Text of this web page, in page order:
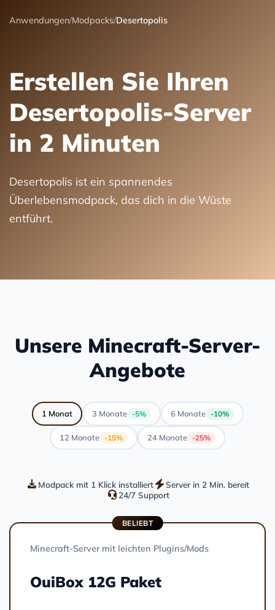
Anwendungen/Modpacks/Desertopolis
Erstellen Sie Ihren
Desertopolis-Server
in 2 Minuten
Desertopolis ist ein spannendes
Überlebensmodpack, das dich in die Wüste
entführt.
Unsere Minecraft-Server-
Angebote
1 Monat 3 Monate -5% 6 Monate -10%
12 Monate -15% 24 Monate -25%
Modpack mit 1 Klick installiert
Server in 2 Min. bereit
24/7 Support
BELIEBT
Minecraft-Server mit leichten Plugins/Mods
OuiBox 12G Paket